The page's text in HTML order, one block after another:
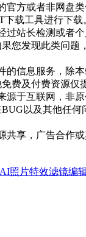
官方或者非网盘
载工具进行下载
过站长检测或者
您发现此类问题
的信息服务，除
费及付费资源仅
源于互联网，非
以及其他任何
共享，广告合作
AI照片特效滤镜编